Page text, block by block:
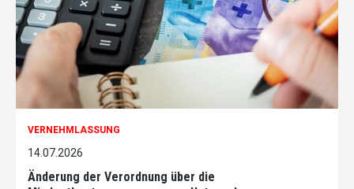
VERNEHMLASSUNG
14.07.2026
Änderung der Verordnung über die